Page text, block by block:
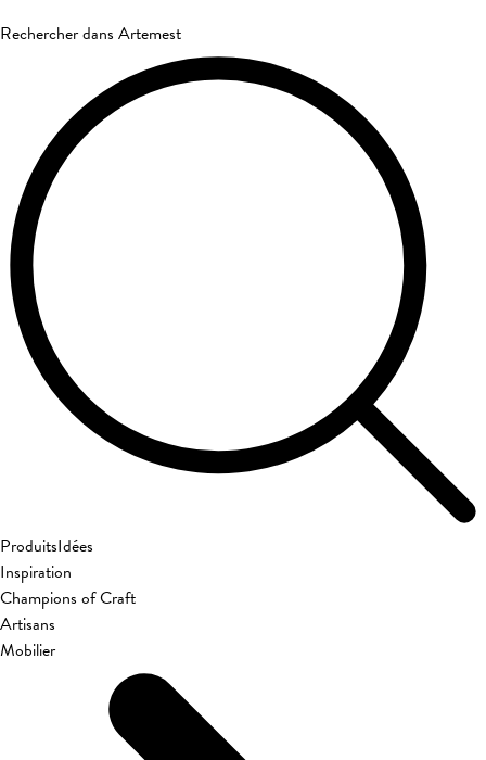
Rechercher dans Artemest
ProduitsIdées
Inspiration
Champions of Craft
Artisans
Mobilier